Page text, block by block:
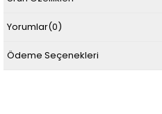
Yorumlar(0)
Ödeme Seçenekleri